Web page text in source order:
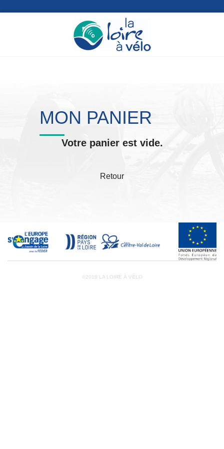
MON PANIER
Votre panier est vide.
Retour
©2018 LA LOIRE À VÉLO